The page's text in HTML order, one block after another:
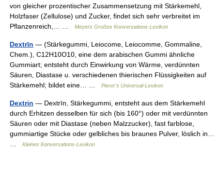
von gleicher prozentischer Zusammensetzung mit Stärkemehl,
Holzfaser (Zellulose) und Zucker, findet sich sehr verbreitet im
Pflanzenreich,… …
Meyers Großes Konversations-Lexikon
Dextrīn — (Stärkegummi, Leiocome, Leiocomme, Gommaline,
Chem.), C12H10O10, eine dem arabischen Gummi ähnliche
Gummiart; entsteht durch Einwirkung von Wärme, verdünnten
Säuren, Diastase u. verschiedenen thierischen Flüssigkeiten auf
Stärkemehl; bildet eine… …
Pierer's Universal-Lexikon
Dextrin — Dextrīn, Stärkegummi, entsteht aus dem Stärkemehl
durch Erhitzen desselben für sich (bis 160°) oder mit verdünnten
Säuren oder mit Diastase (neben Malzzucker), fast farblose,
gummiartige Stücke oder gelbliches bis braunes Pulver, löslich in…
Kleines Konversations-Lexikon